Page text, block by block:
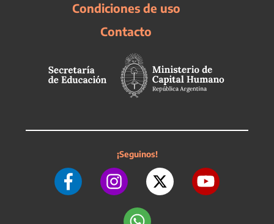
Condiciones de uso
Contacto
¡Seguinos!